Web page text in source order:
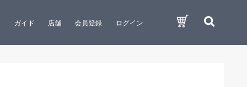
ガイド 店舗 会員登録 ログイン